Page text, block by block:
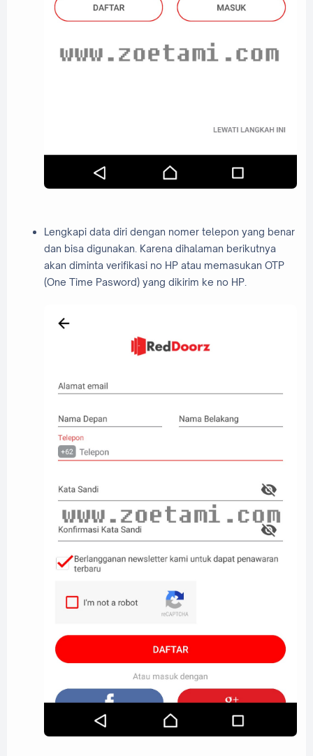
Lengkapi data diri dengan nomer telepon yang benar
dan bisa digunakan. Karena dihalaman berikutnya
akan diminta verifikasi no HP atau memasukan OTP
(One Time Pasword) yang dikirim ke no HP.